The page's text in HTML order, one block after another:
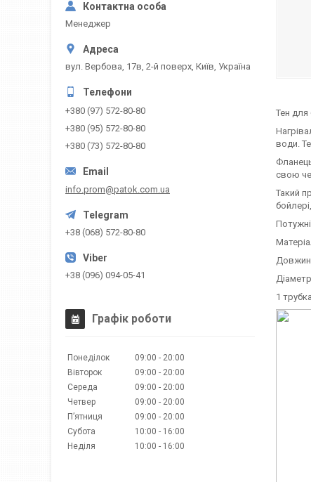
Тен
води.
свою
Такий
1
Менеджер
вул. Вербова, 17в, 2-й поверх, Київ, Україна
+380 (97) 572-80-80
+380 (95) 572-80-80
+380 (73) 572-80-80
info.prom@patok.com.ua
+38 (068) 572-80-80
+38 (096) 094-05-41
Графік роботи
Понеділок 09:00
20:00
Вівторок
09:00
20:00
Середа
09:00
20:00
Четвер
09:00
20:00
Пʼятниця
09:00
20:00
Субота
10:00
16:00
Неділя
10:00 16:00